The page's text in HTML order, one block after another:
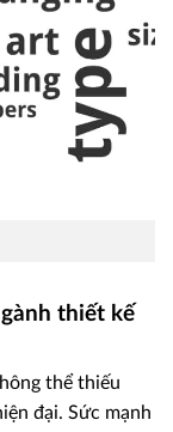
thiết kế
thể thiếu
đại. Sức mạnh